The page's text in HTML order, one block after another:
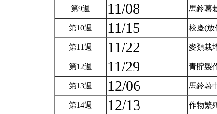
第9週 11/08 馬鈴薯
第10週 11/15 校慶(
第11週 11/22 麥類栽
第12週 11/29 青貯製
第13週 12/06 馬鈴薯
第14週 12/13 作物繁